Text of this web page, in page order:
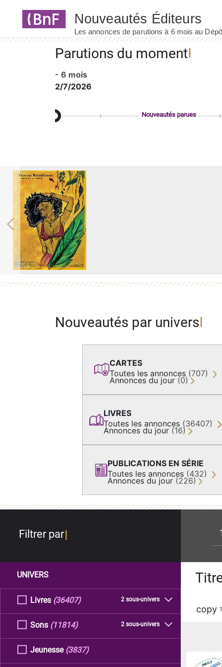
Parutions du moment
- 6 mois
2/7/2026
Nouveautés parues
Previous
Nouveautés par univers
CARTES
Toutes les annonces (707)
Annonces du jour (0)
LIVRES
Toutes les annonces (36407)
Annonces du jour (16)
PUBLICATIONS EN SÉRIE
Toutes les annonces (432)
Annonces du jour (226)
Filtrer par
UNIVERS
Livres 2 sous-univers
(36407)
Sons 2 sous-univers
(11814)
Jeunesse (3837)
copy